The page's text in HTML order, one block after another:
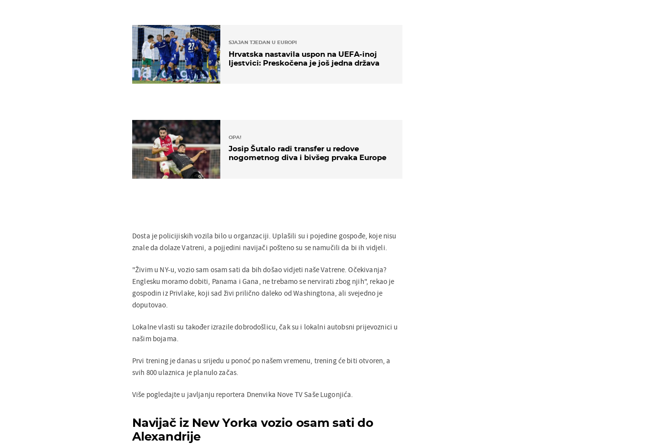
SJAJAN TJEDAN U EUROPI
Hrvatska nastavila uspon na UEFA-inoj
ljestvici: Preskočena je još jedna država
OPA!
Josip Šutalo radi transfer u redove
nogometnog diva i bivšeg prvaka Europe
Dosta je policijiskih vozila bilo u organzaciji. Uplašili su i pojedine gospođe, koje nisu
znale da dolaze Vatreni, a pojjedini navijači pošteno su se namučili da bi ih vidjeli.
"Živim u NY-u, vozio sam osam sati da bih došao vidjeti naše Vatrene. Očekivanja?
Englesku moramo dobiti, Panama i Gana, ne trebamo se nervirati zbog njih", rekao je
gospodin iz Privlake, koji sad živi prilično daleko od Washingtona, ali svejedno je
doputovao.
Lokalne vlasti su također izrazile dobrodošlicu, čak su i lokalni autobsni prijevoznici u
našim bojama.
Prvi trening je danas u srijedu u ponoć po našem vremenu, trening će biti otvoren, a
svih 800 ulaznica je planulo začas.
Više pogledajte u javljanju reportera Dnenvika Nove TV Saše Lugonjića.
Navijač iz New Yorka vozio osam sati do
Alexandrije